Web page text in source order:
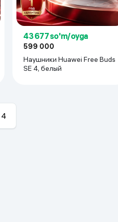
43 677 so'm/oyga
599 000
Наушники Huawei Free Buds
SE 4, белый
4